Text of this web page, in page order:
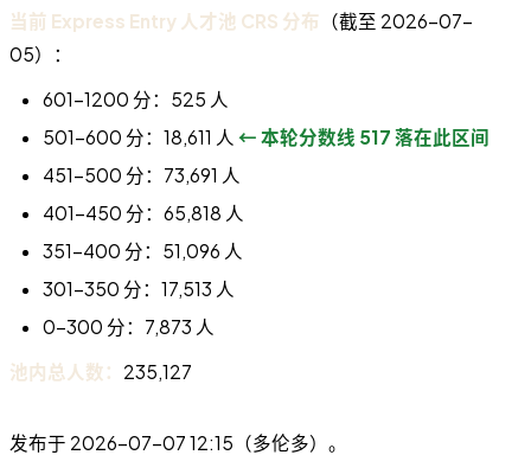
当前 Express Entry 人才池 CRS 分布 （截至 2026-07-
05）：
601–1200 分：525 人
501–600 分：18,611 人 ← 本轮分数线 517 落在此区间
451–500 分：73,691 人
401–450 分：65,818 人
351–400 分：51,096 人
301–350 分：17,513 人
0–300 分：7,873 人
池内总人数： 235,127
发布于 2026-07-07 12:15（多伦多）。